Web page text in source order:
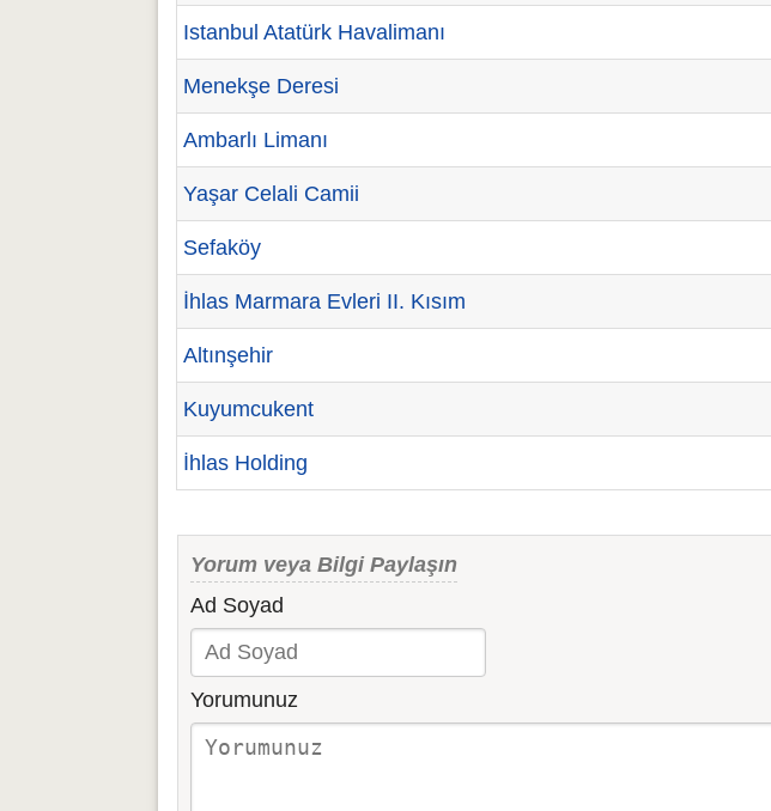
Istanbul Atatürk Havalimanı
Menekşe Deresi
Ambarlı Limanı
Yaşar Celali Camii
Sefaköy
İhlas Marmara Evleri II. Kısım
Altınşehir
Kuyumcukent
İhlas Holding
Yorum veya Bilgi Paylaşın
Ad Soyad
Yorumunuz